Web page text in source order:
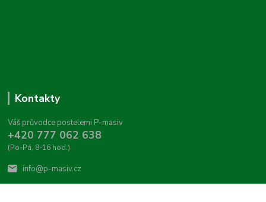
Kontakty
Váš průvodce postelemi P-masiv
+420 777 062 638
(Po-Pá, 8-16 hod.)
info@p-masiv.cz